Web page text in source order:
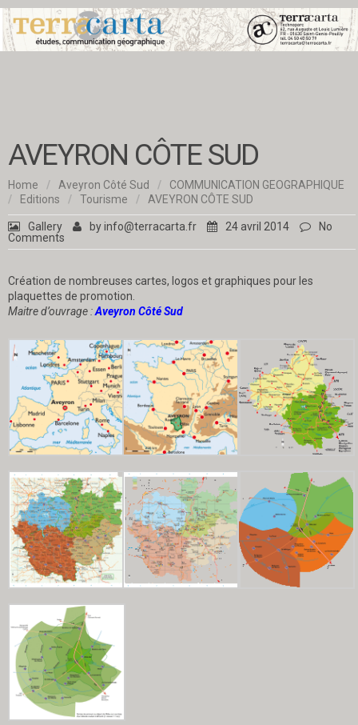
AVEYRON CÔTE SUD
Home / Aveyron Côté Sud /
COMMUNICATION GEOGRAPHIQUE
/
Editions / Tourisme / AVEYRON CÔTE SUD
Gallery byinfo@terracarta.fr 24 avril 2014
No
Comments
Création de nombreuses cartes, logos et graphiques pour les
plaquettes de promotion.
Maitre d’ouvrage :Aveyron Côté Sud